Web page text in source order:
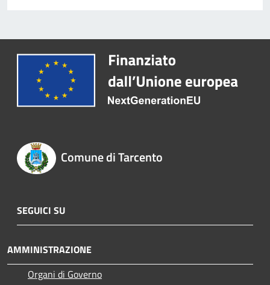
Comune di Tarcento
SEGUICI SU
AMMINISTRAZIONE
Organi di Governo